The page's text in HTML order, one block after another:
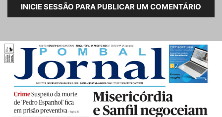
INICIE SESSÃO PARA PUBLICAR UM COMENTÁRIO